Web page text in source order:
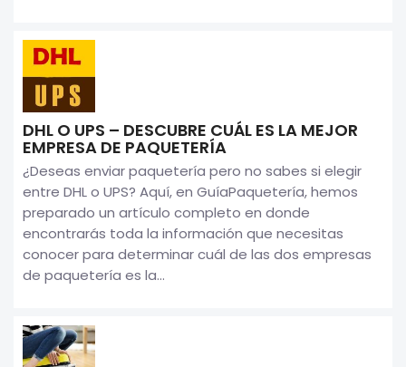
DHL O UPS – DESCUBRE CUÁL ES LA MEJOR
EMPRESA DE PAQUETERÍA
¿Deseas enviar paquetería pero no sabes si elegir
entre DHL o UPS? Aquí, en GuíaPaquetería, hemos
preparado un artículo completo en donde
encontrarás toda la información que necesitas
conocer para determinar cuál de las dos empresas
de paquetería es la...